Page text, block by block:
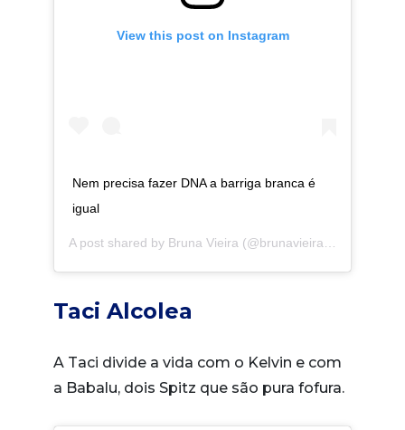
View this post on Instagram
Nem precisa fazer DNA a barriga branca é
igual
A post shared by Bruna Vieira (@brunavieira) on
Taci Alcolea
A Taci divide a vida com o Kelvin e com
a Babalu, dois Spitz que são pura fofura.